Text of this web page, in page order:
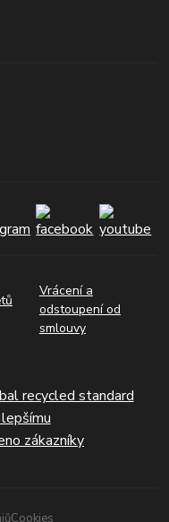
Vrácení a
odstoupení od
smlouvy
Cookies